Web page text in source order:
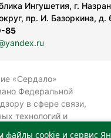
Ингушетия, г.
пр. И. Базоркина, д.
85
«Сердало»
Федеральной
в сфере связи,
технологий и
файлы cookie и сервис